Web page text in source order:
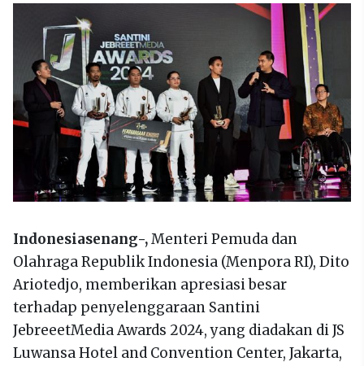
Indonesiasenang-,Menteri Pemuda dan
Olahraga Republik Indonesia (Menpora RI), Dito
Ariotedjo, memberikan apresiasi besar
terhadap penyelenggaraan Santini
JebreeetMedia Awards 2024, yang diadakan di JS
Luwansa Hotel and Convention Center, Jakarta,